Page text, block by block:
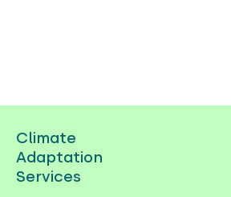
Climate
Adaptation
Services